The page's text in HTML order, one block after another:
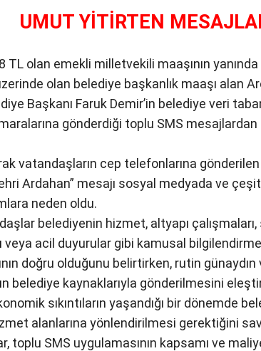
UMUT YİTİRTEN
TL olan emekli milletvekili maaşının
olan belediye başkanlık maaşı alan
Başkanı Faruk Demir’in belediye veri
gönderdiği toplu SMS mesajlardan
vatandaşların cep telefonlarına gönderilen
Ardahan” mesajı sosyal medyada ve
neden oldu.
belediyenin hizmet, altyapı
veya acil duyurular gibi kamusal
doğru olduğunu belirtirken, rutin
belediye kaynaklarıyla gönderilmesini
sıkıntıların yaşandığı bir dönemde
alanlarına yönlendirilmesi gerektiğini
toplu SMS uygulamasının kapsamı ve